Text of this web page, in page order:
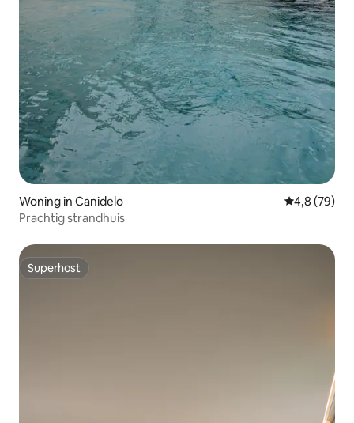
Woning in Canidelo Gemiddelde
4,8 (79)
Prachtig strandhuis
Superhost
Superhost